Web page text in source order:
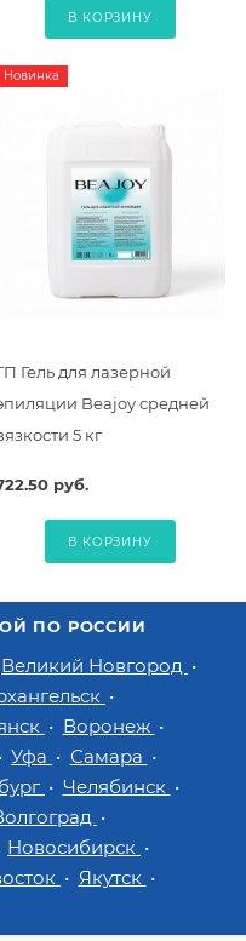
В КОРЗИНУ
Новинка
Гель для лазерной
Beajoy средней
5 кг
руб.
В КОРЗИНУ
ПО РОССИИ
Великий Новгород
Воронеж
Уфа
Самара
Челябинск
Новосибирск
Якутск